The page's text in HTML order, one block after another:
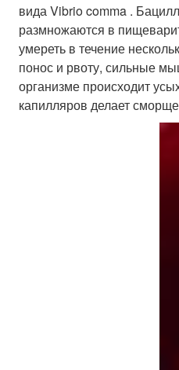
вида Vibrio comma .
размножаются в
умереть в течение
понос и рвоту, сильные
организме происходит
капилляров делает